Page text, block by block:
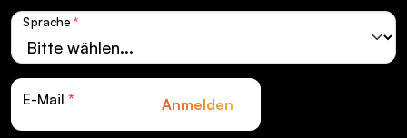
Sprache *
E-Mail * Anmelden